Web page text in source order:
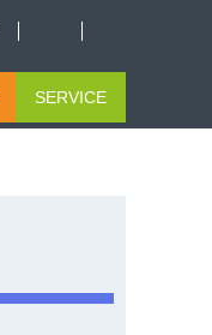
SERVICE